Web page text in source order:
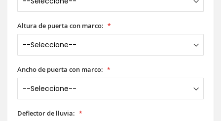
Altura de puerta con marco:
Ancho de puerta con marco:
Deflector de lluvia: